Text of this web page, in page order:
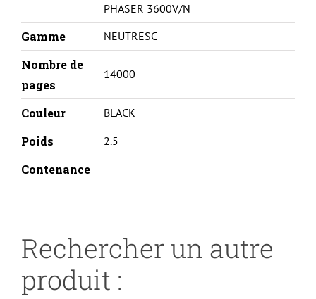
PHASER 3600V/N
Gamme NEUTRESC
Nombre de
pages
14000
Couleur BLACK
Poids 2.5
Contenance
Rechercher un autre
produit :